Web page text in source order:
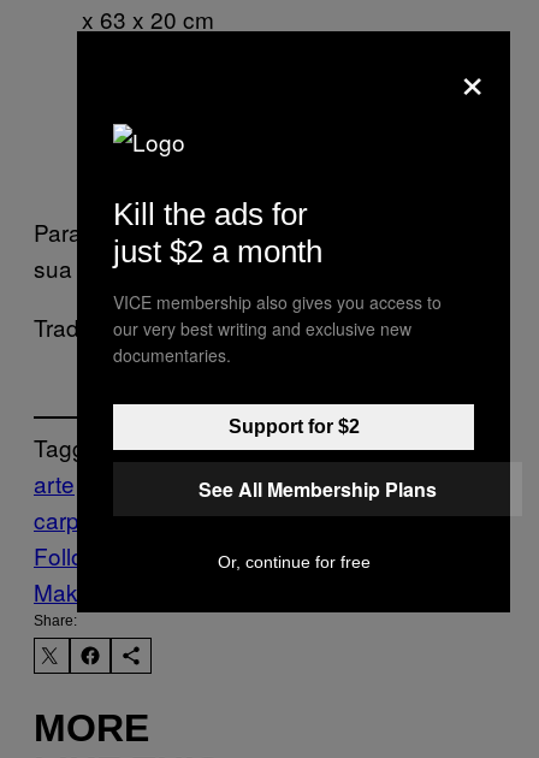
x 63 x 20 cm
Superficie amarilla, 2014, watercolor
Para ler mais sobre Los Carpinteros, acesse
sua página na Galeria Peter Kilchmann
Tradução: Flavio Taam
Tagged:
arte
Esculturas los
carpinteros madeira The Creators Project
Follow Us On Discover
Make Us Preferred In Top Stories
Share:
MORE
×
Kill the ads for
just $2 a month
VICE membership also gives you access to
our very best writing and exclusive new
documentaries.
Support for $2
See All Membership Plans
Or, continue for free